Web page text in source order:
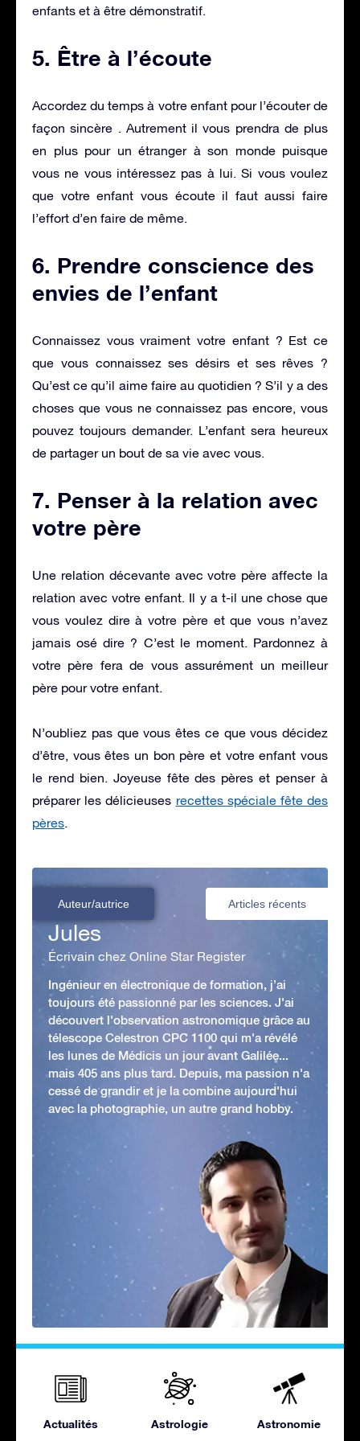
enfants et à être démonstratif.
5. Être à l’écoute
Accordez du temps à votre enfant pour l’écouter de
façon sincère . Autrement il vous prendra de plus
en plus pour un étranger à son monde puisque
vous ne vous intéressez pas à lui. Si vous voulez
que votre enfant vous écoute il faut aussi faire
l’effort d’en faire de même.
6. Prendre conscience des
envies de l’enfant
Connaissez vous vraiment votre enfant ? Est ce
que vous connaissez ses désirs et ses rêves ?
Qu’est ce qu’il aime faire au quotidien ? S’il y a des
choses que vous ne connaissez pas encore, vous
pouvez toujours demander. L’enfant sera heureux
de partager un bout de sa vie avec vous.
7. Penser à la relation avec
votre père
Une relation décevante avec votre père affecte la
relation avec votre enfant. Il y a t-il une chose que
vous voulez dire à votre père et que vous n’avez
jamais osé dire ? C’est le moment. Pardonnez à
votre père fera de vous assurément un meilleur
père pour votre enfant.
N’oubliez pas que vous êtes ce que vous décidez
d’être, vous êtes un bon père et votre enfant vous
le rend bien. Joyeuse fête des pères et penser à
préparer les délicieuses recettes spéciale fête des
pères.
Auteur/autrice Articles récents
Jules
Écrivain chez Online Star Register
Ingénieur en électronique de formation, j’ai
toujours été passionné par les sciences. J'ai
découvert l'observation astronomique grâce au
télescope Celestron CPC 1100 qui m'a révélé
les lunes de Médicis un jour avant Galilée...
mais 405 ans plus tard. Depuis, ma passion n'a
cessé de grandir et je la combine aujourd'hui
avec la photographie, un autre grand hobby.
Actualités Astrologie Astronomie